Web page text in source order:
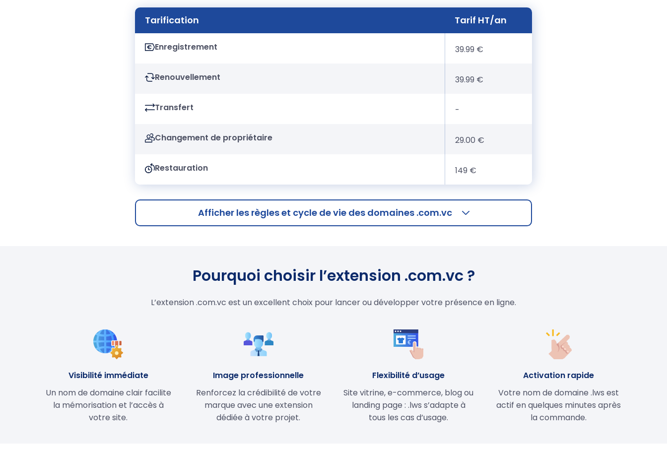
Tarification Tarif HT/an
Enregistrement 39.99 €
Renouvellement 39.99 €
Transfert -
Changement de propriétaire 29.00 €
Restauration 149 €
Afficherles règles et cycle de vie des domaines .com.vc
Pourquoi choisir l’extension .com.vc ?
L’extension .com.vc est un excellent choix pour lancer ou développer votre présence en ligne.
Visibilité immédiate
Un nom de domaine clair facilite
la mémorisation et l’accès à
votre site.
Image professionnelle
Renforcez la crédibilité de votre
marque avec une extension
dédiée à votre projet.
Flexibilité d’usage
Site vitrine, e-commerce, blog ou
landing page : .lws s’adapte à
tous les cas d’usage.
Activation rapide
Votre nom de domaine .lws est
actif en quelques minutes après
la commande.